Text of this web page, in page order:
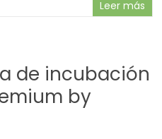
Leer más
de incubación
by